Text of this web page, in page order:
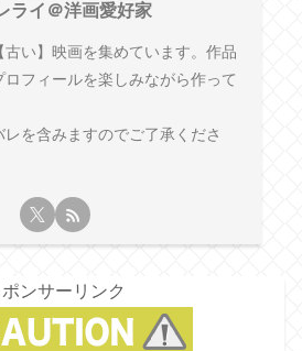
ライ＠洋画愛好家
い】映画を集めています。作品
フィールを楽しみながら作って
を含みますのでご了承くださ
ポンサーリンク